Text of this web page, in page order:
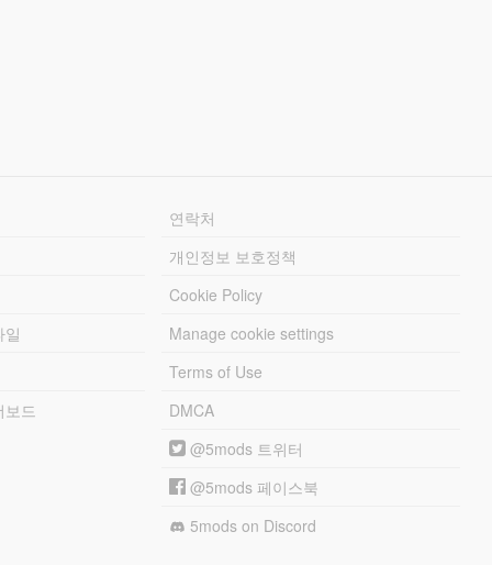
드
연락처
개인정보 보호정책
Cookie Policy
Manage cookie settings
Terms of Use
DMCA
@5mods 트위터
@5mods 페이스북
5mods on Discord